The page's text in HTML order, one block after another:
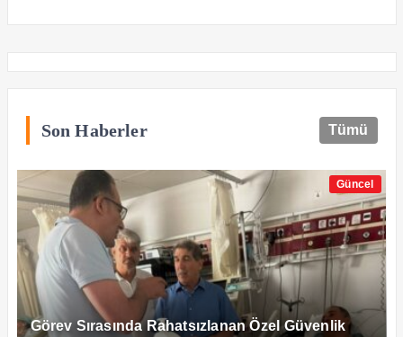
Son Haberler Tümü
Güncel
Görev Sırasında Rahatsızlanan Özel Güvenlik